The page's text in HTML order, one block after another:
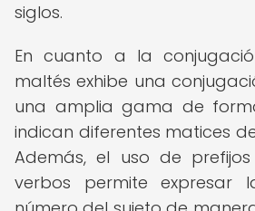
siglos.
En cuanto a la
maltés exhibe una
una amplia gama de
indican diferentes matices
Además, el uso de
verbos permite expresar